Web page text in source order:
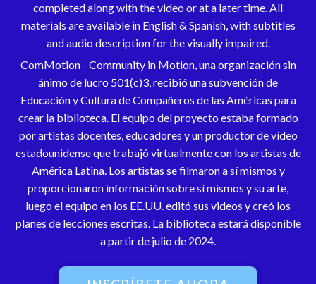
completed along with the video or at a later time. All
materials are available in English & Spanish, with subtitles
and audio description for the visually impaired.
ComMotion - Community in Motion, una organización sin
ánimo de lucro 501(c)3, recibió una subvención de
Educación y Cultura de Compañeros de las Américas para
crear la biblioteca. El equipo del proyecto estaba formado
por artistas docentes, educadores y un productor de vídeo
estadounidense que trabajó virtualmente con los artistas de
América Latina. Los artistas se filmaron a sí mismos y
proporcionaron información sobre sí mismos y su arte,
luego el equipo en los EE.UU. editó sus videos y creó los
planes de lecciones escritas. La biblioteca estará disponible
a partir de julio de 2024.